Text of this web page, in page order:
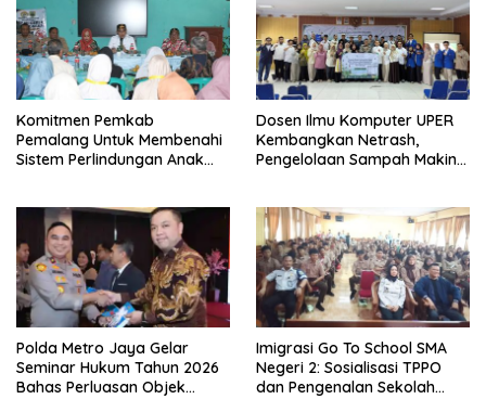
Komitmen Pemkab
Pemalang Untuk Membenahi
Sistem Perlindungan Anak
Dosen Ilmu Komputer UPER
Kembangkan Netrash,
Pengelolaan Sampah Makin
Polda Metro Jaya Gelar
Seminar Hukum Tahun 2026
Bahas Perluasan Objek
Imigrasi Go To School SMA
Negeri 2: Sosialisasi TPPO
dan Pengenalan Sekolah